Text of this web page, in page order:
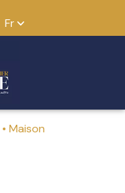
Fr
Maison